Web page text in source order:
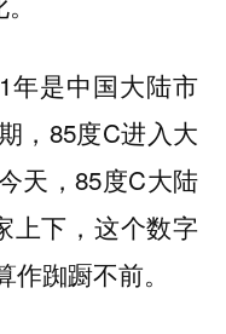
年是中国大陆市
，85度C进入大
天，85度C大陆
上下，这个数字
踟蹰不前。